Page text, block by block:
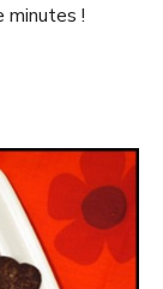
minutes !